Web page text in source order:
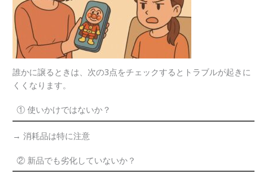
誰かに譲るときは、次の3点をチェックするとトラブルが起きに
くくなります。
① 使いかけではないか？
→ 消耗品は特に注意
② 新品でも劣化していないか？